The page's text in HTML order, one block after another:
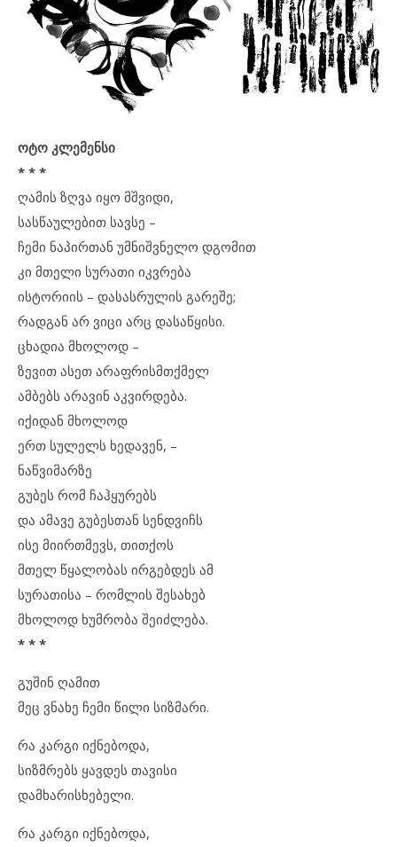
ოტო კლემენსი
* * *
ღამის ზღვა იყო მშვიდი,
სასწაულებით სავსე –
ჩემი ნაპირთან უმნიშვნელო დგომით
კი მთელი სურათი იკვრება
ისტორიის – დასასრულის გარეშე;
რადგან არ ვიცი არც დასაწყისი.
ცხადია მხოლოდ –
ზევით ასეთ არაფრისმთქმელ
ამბებს არავინ აკვირდება.
იქიდან მხოლოდ
ერთ სულელს ხედავენ, –
ნაწვიმარზე
გუბეს რომ ჩაჰყურებს
და ამავე გუბესთან სენდვიჩს
ისე მიირთმევს, თითქოს
მთელ წყალობას ირგებდეს ამ
სურათისა – რომლის შესახებ
მხოლოდ ხუმრობა შეიძლება.
* * *
გუშინ ღამით
მეც ვნახე ჩემი წილი სიზმარი.
რა კარგი იქნებოდა,
სიზმრებს ყავდეს თავისი
დამხარისხებელი.
რა კარგი იქნებოდა,